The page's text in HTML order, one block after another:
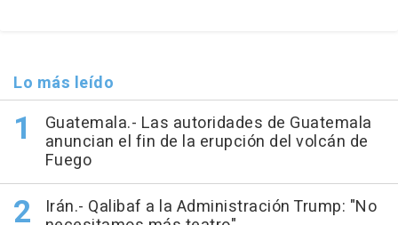
Lo más leído
Guatemala.- Las autoridades de Guatemala
anuncian el fin de la erupción del volcán de
Fuego
Irán.- Qalibaf a la Administración Trump: "No